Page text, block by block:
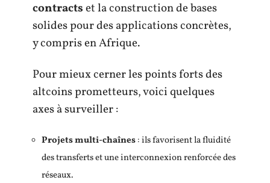
contractset la construction de bases
solides pour des applications concrètes,
y compris en Afrique.
Pour mieux cerner les points forts des
altcoins prometteurs, voici quelques
axes à surveiller :
Projets multi-chaînes: ils favorisent la fluidité
des transferts et une interconnexion renforcée des
réseaux.